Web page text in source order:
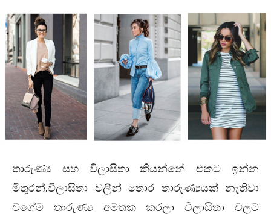
තාරුණ්‍ය සහ විලාසිතා කියන්නේ එකට ඉන්න
මිතුරන්.විලාසිතා වලින් තොර තාරුණ්‍යයක් නැතිවා
වගේම තාරුණ්‍ය අමතක කරලා විලාසිතා වලට